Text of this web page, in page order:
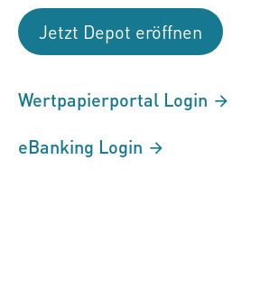
Jetzt Depot eröffnen
Wertpapierportal Login
eBanking Login